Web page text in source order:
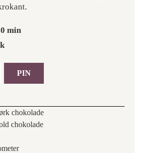
min
PIN
chokolade
chokolade